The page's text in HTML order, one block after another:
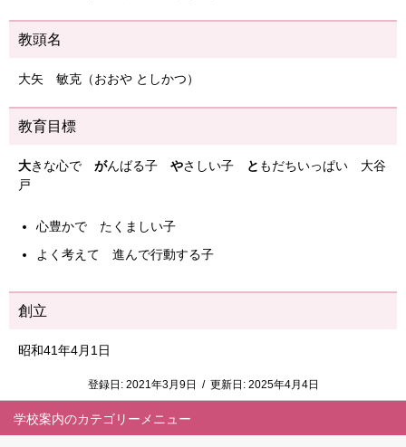
学校案内
教頭名
大矢 敏克（おおや としかつ）
教育目標
大きな心で がんばる子 やさしい子 と もだちいっぱい 大谷
戸
心豊かで たくましい子
よく考えて 進んで行動する子
創立
昭和41年4月1日
登録日: 2021年3月9日 / 更新日: 2025年4月4日